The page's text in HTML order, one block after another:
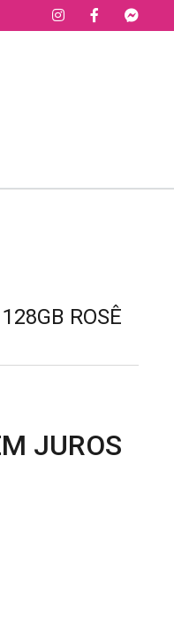
ROSÊ
JUROS